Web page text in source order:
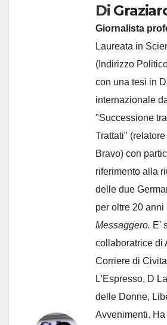
Di
Giornalista
Laureata in
(Indirizzo
con una tesi in
internazionale
"Successione
Trattati"
Bravo) con
riferimento alla
delle due
per oltre 20 anni
Messaggero. E'
collaboratrice di
Corriere di
L'Espresso, D
delle Donne,
Avvenimenti. Ha